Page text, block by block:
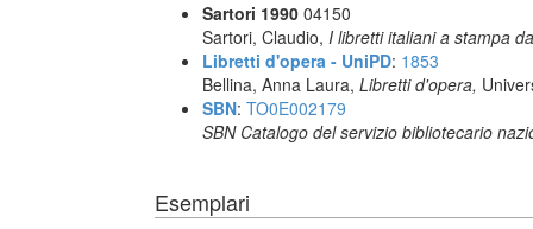
Sartori 1990 04150
Sartori, Claudio, I libretti italiani a stampa
Libretti d'opera - UniPD: 1853
Bellina, Anna Laura, Libretti d'opera,
SBN: TO0E002179
SBN Catalogo del servizio bibliotecario
Esemplari